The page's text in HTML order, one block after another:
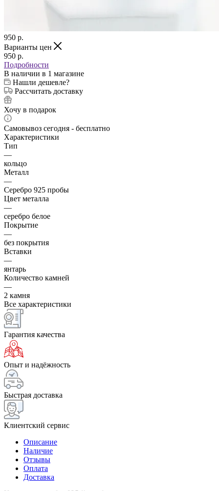
950 p.
Варианты цен
950 p.
Подробности
В наличии в 1 магазине
Нашли дешевле?
Рассчитать доставку
Хочу в подарок
Самовывоз сегодня - бесплатно
Характеристики
Тип
—
кольцо
Металл
—
Серебро 925 пробы
Цвет металла
—
серебро белое
Покрытие
—
без покрытия
Вставки
—
янтарь
Количество камней
—
2 камня
Все характеристики
Гарантия качества
Опыт и надёжность
Быстрая доставка
Клиентский сервис
Описание
Наличие
Отзывы
Оплата
Доставка